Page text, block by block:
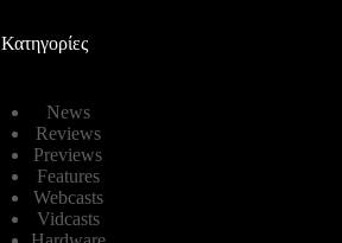
Κατηγορίες
News
Reviews
Previews
Features
Webcasts
Vidcasts